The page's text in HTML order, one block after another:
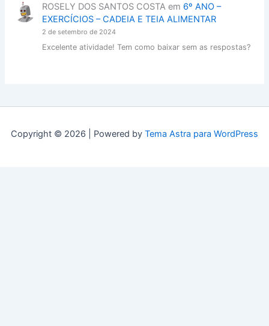
ROSELY DOS SANTOS COSTAem 6º ANO –
EXERCÍCIOS – CADEIA E TEIA ALIMENTAR
2 de setembro de 2024
Excelente atividade! Tem como baixar sem as respostas?
Copyright © 2026 | Powered by Tema Astra para WordPress